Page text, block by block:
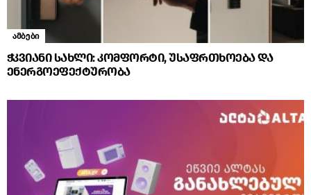
ამბები
ჭკვიანი სახლი: კომფორტი, უსაფრთხოება და
ენერგოეფექტურობა